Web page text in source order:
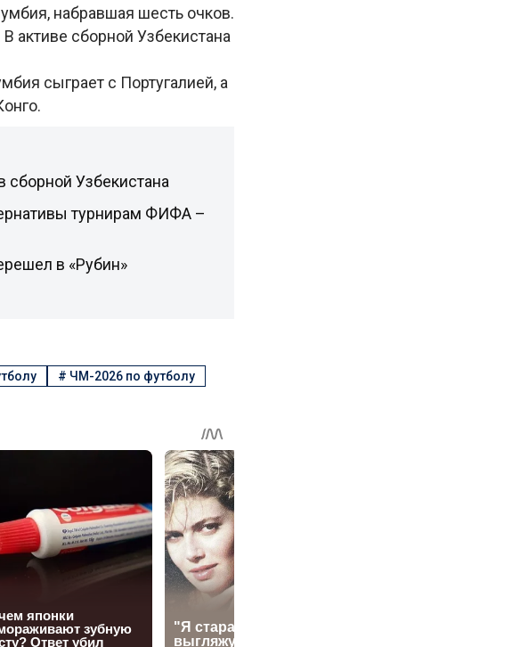
набравшая шесть очков.
активе сборной Узбекистана
сыграет с Португалией, а
сборной Узбекистана
турнирам ФИФА –
в «Рубин»
# ЧМ-2026 по футболу